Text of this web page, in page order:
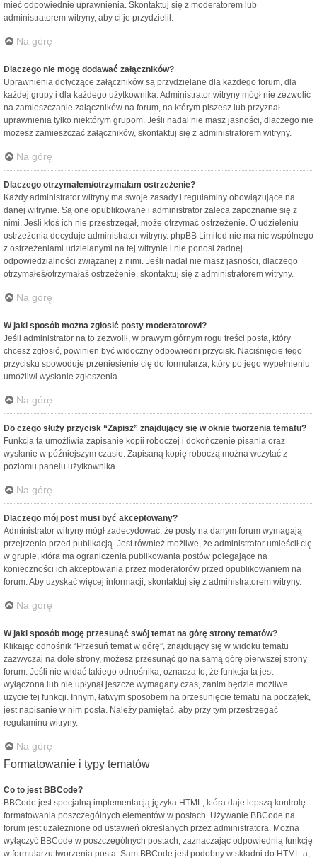
mieć odpowiednie uprawnienia. Skontaktuj się z moderatorem lub
administratorem witryny, aby ci je przydzielił.
Na górę
Dlaczego nie mogę dodawać załączników?
Uprawnienia dotyczące załączników są przydzielane dla każdego forum, dla
każdej grupy i dla każdego użytkownika. Administrator witryny mógł nie zezwolić
na zamieszczanie załączników na forum, na którym piszesz lub przyznał
uprawnienia tylko niektórym grupom. Jeśli nadal nie masz jasności, dlaczego nie
możesz zamieszczać załączników, skontaktuj się z administratorem witryny.
Na górę
Dlaczego otrzymałem/otrzymałam ostrzeżenie?
Każdy administrator witryny ma swoje zasady i regulaminy obowiązujące na
danej witrynie. Są one opublikowane i administrator zaleca zapoznanie się z
nimi. Jeśli ktoś ich nie przestrzegał, może otrzymać ostrzeżenie. O udzieleniu
ostrzeżenia decyduje administrator witryny. phpBB Limited nie ma nic wspólnego
z ostrzeżeniami udzielanymi na tej witrynie i nie ponosi żadnej
odpowiedzialności związanej z nimi. Jeśli nadal nie masz jasności, dlaczego
otrzymałeś/otrzymałaś ostrzeżenie, skontaktuj się z administratorem witryny.
Na górę
W jaki sposób można zgłosić posty moderatorowi?
Jeśli administrator na to zezwolił, w prawym górnym rogu treści posta, który
chcesz zgłosić, powinien być widoczny odpowiedni przycisk. Naciśnięcie tego
przycisku spowoduje przeniesienie cię do formularza, który po jego wypełnieniu
umożliwi wysłanie zgłoszenia.
Na górę
Do czego służy przycisk “Zapisz” znajdujący się w oknie tworzenia tematu?
Funkcja ta umożliwia zapisanie kopii roboczej i dokończenie pisania oraz
wysłanie w późniejszym czasie. Zapisaną kopię roboczą można wczytać z
poziomu panelu użytkownika.
Na górę
Dlaczego mój post musi być akceptowany?
Administrator witryny mógł zadecydować, że posty na danym forum wymagają
przejrzenia przed publikacją. Jest również możliwe, że administrator umieścił cię
w grupie, która ma ograniczenia publikowania postów polegające na
konieczności ich akceptowania przez moderatorów przed opublikowaniem na
forum. Aby uzyskać więcej informacji, skontaktuj się z administratorem witryny.
Na górę
W jaki sposób mogę przesunąć swój temat na górę strony tematów?
Klikając odnośnik “Przesuń temat w górę”, znajdujący się w widoku tematu
zazwyczaj na dole strony, możesz przesunąć go na samą górę pierwszej strony
forum. Jeśli nie widać takiego odnośnika, oznacza to, że funkcja ta jest
wyłączona lub nie upłynął jeszcze wymagany czas, zanim będzie możliwe
użycie tej funkcji. Innym, łatwym sposobem na przesunięcie tematu na początek,
jest napisanie w nim posta. Należy pamiętać, aby przy tym przestrzegać
regulaminu witryny.
Na górę
Formatowanie i typy tematów
Co to jest BBCode?
BBCode jest specjalną implementacją języka HTML, która daje lepszą kontrolę
formatowania poszczególnych elementów w postach. Używanie BBCode na
forum jest uzależnione od ustawień określanych przez administratora. Można
wyłączyć BBCode w poszczególnych postach, zaznaczając odpowiednią funkcję
w formularzu tworzenia posta. Sam BBCode jest podobny w składni do HTML-a,